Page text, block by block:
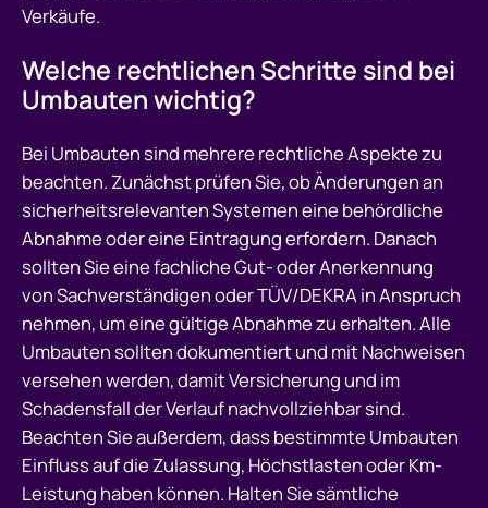
Verkäufe.
Welche rechtlichen Schritte sind bei
Umbauten wichtig?
Bei Umbauten sind mehrere rechtliche Aspekte zu
beachten. Zunächst prüfen Sie, ob Änderungen an
sicherheitsrelevanten Systemen eine behördliche
Abnahme oder eine Eintragung erfordern. Danach
sollten Sie eine fachliche Gut- oder Anerkennung
von Sachverständigen oder TÜV/DEKRA in Anspruch
nehmen, um eine gültige Abnahme zu erhalten. Alle
Umbauten sollten dokumentiert und mit Nachweisen
versehen werden, damit Versicherung und im
Schadensfall der Verlauf nachvollziehbar sind.
Beachten Sie außerdem, dass bestimmte Umbauten
Einfluss auf die Zulassung, Höchstlasten oder Km-
Leistung haben können. Halten Sie sämtliche